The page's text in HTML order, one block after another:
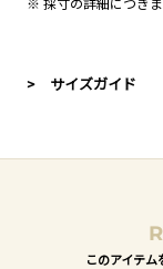
※ 採寸の詳細につきま
> サイズガイド
このアイテ